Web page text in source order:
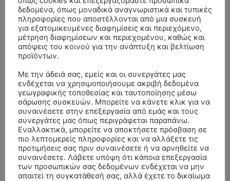
ΣΥΛΛΥΠΗΤΗΡΙΑ ΜΗΝΥΜΑΤΑ
Αλέξανδρος Σέρβος επίΚΗΔΕΙΑ – ΣΑΒΒΑΤΟ 25/7/2026 –
ΧΑΡΑΛΑΜΠΟΣ ΚΑΥΚΙΑΣ ΕΤΩΝ 57
ΧΡΙΣΤΙΝΑεπίΚΗΔΕΙΑ – ΤΡΙΤΗ 4/8/2026 – ΧΡΗΣΤΟΣ Α. ΠΑΛΙΟΥΡΑΣ
ΕΤΩΝ 58
δεδομένα, όπως μοναδικά αναγνωριστικά και τυπικές
πληροφορίες που αποστέλλονται από μια συσκευή
για εξατομικευμένες διαφημίσεις και περιεχόμενο,
μέτρηση διαφημίσεων και περιεχομένου, καθώς και
απόψεις του κοινού για την ανάπτυξη και βελτίωση
προϊόντων.
Με την άδειά σας, εμείς και οι συνεργάτες μας
ενδέχεται να χρησιμοποιήσουμε ακριβή δεδομένα
γεωγραφικής τοποθεσίας και ταυτοποίησης μέσω
σάρωσης συσκευών. Μπορείτε να κάνετε κλικ για να
συναινέσετε στην επεξεργασία από εμάς και τους
συνεργάτες μας όπως περιγράφεται παραπάνω.
Εναλλακτικά, μπορείτε να αποκτήσετε πρόσβαση σε
πιο λεπτομερείς πληροφορίες και να αλλάξετε τις
προτιμήσεις σας πριν συναινέσετε ή να αρνηθείτε να
συναινέσετε. Λάβετε υπόψη ότι κάποια επεξεργασία
των προσωπικών σας δεδομένων ενδέχεται να μην
απαιτεί τη συγκατάθεσή σας, αλλά έχετε το δικαίωμα